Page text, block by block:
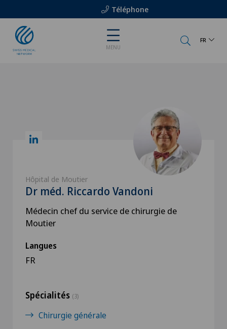
Téléphone
MENU
FR
Hôpital de Moutier
Dr méd. Riccardo Vandoni
Médecin chef du service de chirurgie de
Moutier
Langues
FR
Spécialités (3)
Chirurgie générale